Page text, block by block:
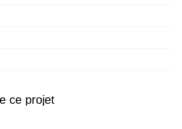
ce projet